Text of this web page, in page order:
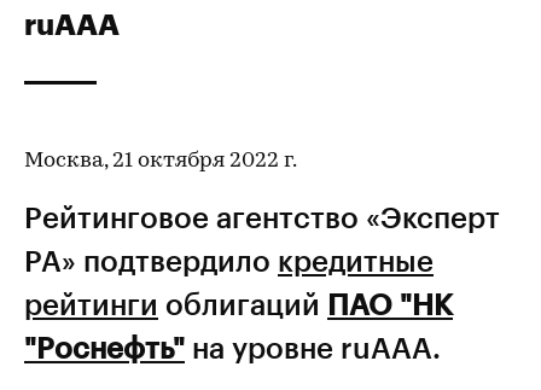
ruAAA
Москва, 21 октября 2022 г.
Рейтинговое агентство «Эксперт
РА» подтвердило кредитные
рейтинги облигаций ПАО "НК
"Роснефть" на уровне ruAAA.